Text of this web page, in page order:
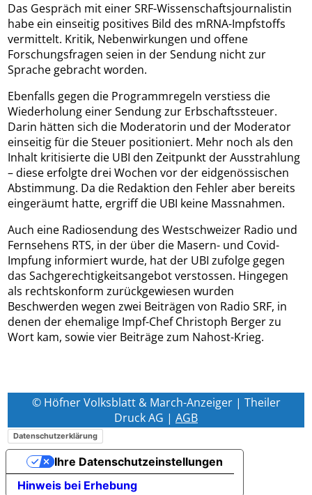
Das Gespräch mit einer SRF-Wissenschaftsjournalistin
habe ein einseitig positives Bild des mRNA-Impfstoffs
vermittelt. Kritik, Nebenwirkungen und offene
Forschungsfragen seien in der Sendung nicht zur
Sprache gebracht worden.
Ebenfalls gegen die Programmregeln verstiess die
Wiederholung einer Sendung zur Erbschaftssteuer.
Darin hätten sich die Moderatorin und der Moderator
einseitig für die Steuer positioniert. Mehr noch als den
Inhalt kritisierte die UBI den Zeitpunkt der Ausstrahlung
– diese erfolgte drei Wochen vor der eidgenössischen
Abstimmung. Da die Redaktion den Fehler aber bereits
eingeräumt hatte, ergriff die UBI keine Massnahmen.
Auch eine Radiosendung des Westschweizer Radio und
Fernsehens RTS, in der über die Masern- und Covid-
Impfung informiert wurde, hat der UBI zufolge gegen
das Sachgerechtigkeitsangebot verstossen. Hingegen
als rechtskonform zurückgewiesen wurden
Beschwerden wegen zwei Beiträgen von Radio SRF, in
denen der ehemalige Impf-Chef Christoph Berger zu
Wort kam, sowie vier Beiträge zum Nahost-Krieg.
© Höfner Volksblatt & March-Anzeiger | Theiler
Druck AG | AGB
Datenschutzerklärung
Hinweis bei Erhebung
Ihre Datenschutzeinstellungen